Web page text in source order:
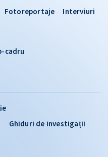
Ghiduri de investigații
Fotoreportaje
Interviuri
cadru